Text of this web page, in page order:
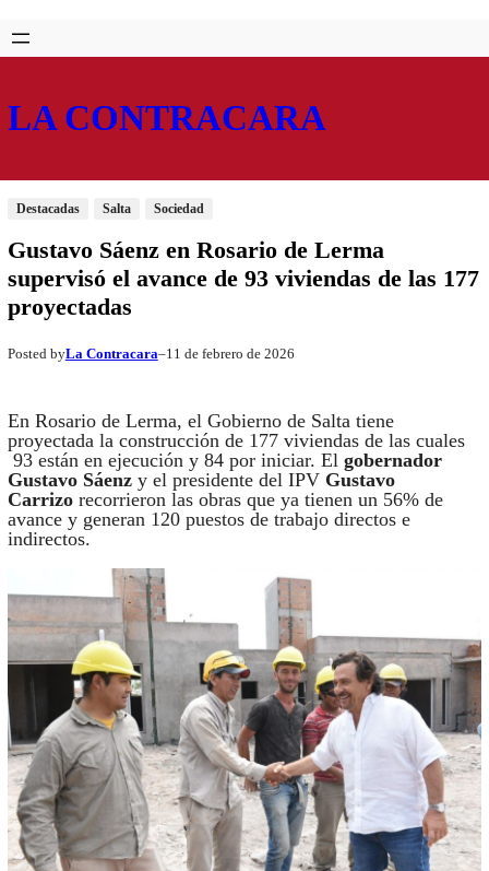
Saltar
al
Skip
to
LA CONTRACARA
Destacadas Salta Sociedad
Gustavo Sáenz en Rosario de Lerma
supervisó el avance de 93 viviendas de las 177
proyectadas
Posted byLa Contracara–11 de febrero de 2026
En Rosario de Lerma, el Gobierno de Salta tiene
proyectada la construcción de 177 viviendas de las cuales
93 están en ejecución y 84 por iniciar. El gobernador
Gustavo Sáenzy el presidente del IPV Gustavo
Carrizorecorrieron las obras que ya tienen un 56% de
avance y generan 120 puestos de trabajo directos e
indirectos.